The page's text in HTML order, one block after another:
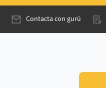
Contacta con gurú